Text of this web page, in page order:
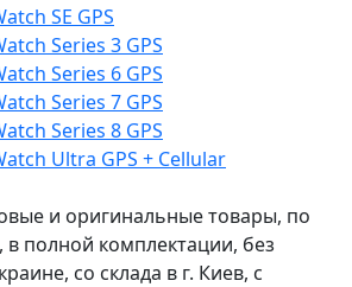
SE GPS
Series 3 GPS
Series 6 GPS
Series 7 GPS
Series 8 GPS
Ultra GPS + Cellular
и оригинальные товары, по
в полной комплектации, без
со склада в г. Киев, с